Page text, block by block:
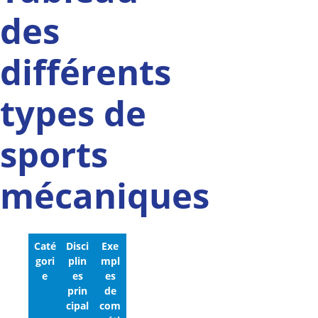
des
différents
types de
sports
mécaniques
Caté
gori
e
Disci
plin
es
prin
cipal
Exe
mpl
es
de
com